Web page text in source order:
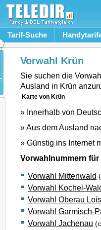
Tarif-Suche
Vorwahl Krün
Sie suchen die
Ausland in Krün
Karte von Krün
» Innerhalb von
» Aus dem Ausland
» Günstig ins Internet
Vorwahlnummern
Vorwahl Mittenwald
Vorwahl Kochel-
Vorwahl Oberau
Vorwahl Garmisch-
Vorwahl Jachenau